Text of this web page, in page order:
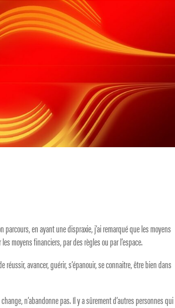
en ayant une dispraxie, j’ai remarqué que les moyens
moyens financiers, par des règles ou par l’espace.
réussir, avancer, guérir, s’épanouir, se connaitre, être bien dans
n’abandonne pas. Il y a sûrement d’autres personnes qui